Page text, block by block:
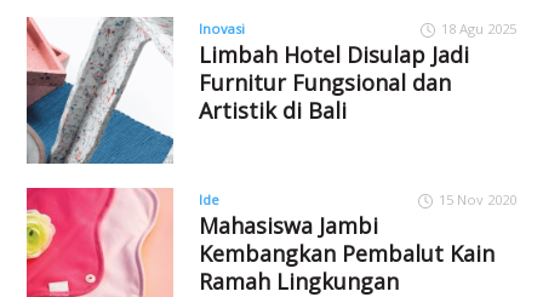
Inovasi 18 Agu 2025
Limbah Hotel Disulap Jadi
Furnitur Fungsional dan
Artistik di Bali
Ide 15 Nov 2020
Mahasiswa Jambi
Kembangkan Pembalut Kain
Ramah Lingkungan